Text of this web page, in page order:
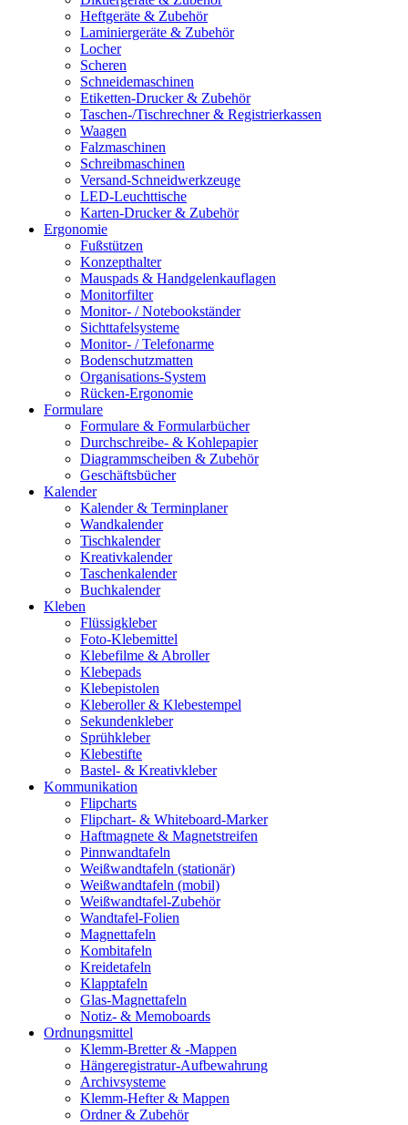
Heftgeräte & Zubehör
Laminiergeräte & Zubehör
Locher
Scheren
Schneidemaschinen
Etiketten-Drucker & Zubehör
Taschen-/Tischrechner & Registrierkassen
Waagen
Falzmaschinen
Schreibmaschinen
Versand-Schneidwerkzeuge
LED-Leuchttische
Karten-Drucker & Zubehör
Ergonomie
Fußstützen
Konzepthalter
Mauspads & Handgelenkauflagen
Monitorfilter
Monitor- / Notebookständer
Sichttafelsysteme
Monitor- / Telefonarme
Bodenschutzmatten
Organisations-System
Rücken-Ergonomie
Formulare
Formulare & Formularbücher
Durchschreibe- & Kohlepapier
Diagrammscheiben & Zubehör
Geschäftsbücher
Kalender
Kalender & Terminplaner
Wandkalender
Tischkalender
Kreativkalender
Taschenkalender
Buchkalender
Kleben
Flüssigkleber
Foto-Klebemittel
Klebefilme & Abroller
Klebepads
Klebepistolen
Kleberoller & Klebestempel
Sekundenkleber
Sprühkleber
Klebestifte
Bastel- & Kreativkleber
Kommunikation
Flipcharts
Flipchart- & Whiteboard-Marker
Haftmagnete & Magnetstreifen
Pinnwandtafeln
Weißwandtafeln (stationär)
Weißwandtafeln (mobil)
Weißwandtafel-Zubehör
Wandtafel-Folien
Magnettafeln
Kombitafeln
Kreidetafeln
Klapptafeln
Glas-Magnettafeln
Notiz- & Memoboards
Ordnungsmittel
Klemm-Bretter & -Mappen
Hängeregistratur-Aufbewahrung
Archivsysteme
Klemm-Hefter & Mappen
Ordner & Zubehör